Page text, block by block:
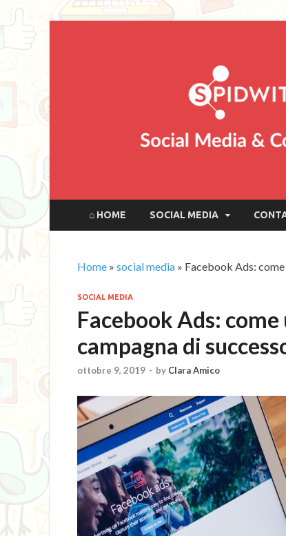
⌂ HOME SOCIAL MEDIA
Home » social media » Facebook Ads:
SOCIAL MEDIA
Facebook Ads:
campagna di
ottobre 9, 2019 - by Clara Amico